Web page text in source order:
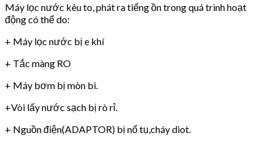
Máy lọc nước kêu to, phát ra tiếng ồn trong quá trình hoạt
động có thể do:
+ Máy lọc nước bị e khí
+ Tắc màng RO
+ Máy bơm bị mòn bi.
+Vòi lấy nước sạch bị rò rỉ.
+ Nguồn điện(ADAPTOR) bị nổ tụ,cháy diot.